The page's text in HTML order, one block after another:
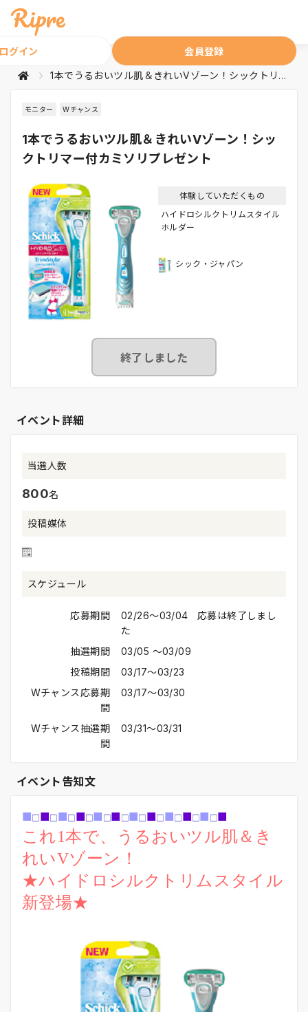
グイン 会員登録
1本でうるおいツル肌＆きれいVゾーン！シックトリマー付カミソリプレゼント
モニター Wチャンス
1本でうるおいツル肌＆きれいVゾーン！シッ
クトリマー付カミソリプレゼント
体験していただくもの
ハイドロシルクトリムスタイル
ホルダー
シック・ジャパン
終了しました
イベント詳細
当選人数
800名
投稿媒体
スケジュール
応募期間
02/26〜03/04 応募は終了しまし
た
抽選期間
03/05 〜03/09
投稿期間
03/17〜03/23
Wチャンス応募期
間
03/17〜03/30
Wチャンス抽選期
間
03/31〜03/31
イベント告知文
■□■□■□■□■□■□■□■□■□■□■□■
これ1本で、うるおいツル肌＆き
れいVゾーン！
★ハイドロシルクトリムスタイル
新登場★